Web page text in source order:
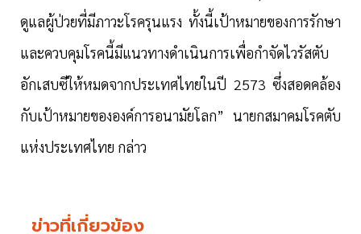
ดูแลผู้ป่วยที่มีภาวะโรครุนแรง ทั้งนี้เป้าหมายของการรักษา
และควบคุมโรคนี้มีแนวทางดำเนินการเพื่อกำจัดไวรัสตับ
อักเสบซีให้หมดจากประเทศไทยในปี 2573 ซึ่งสอดคล้อง
กับเป้าหมายขององค์การอนามัยโลก” นายกสมาคมโรคตับ
แห่งประเทศไทย กล่าว
ข่าวที่เกี่ยวข้อง